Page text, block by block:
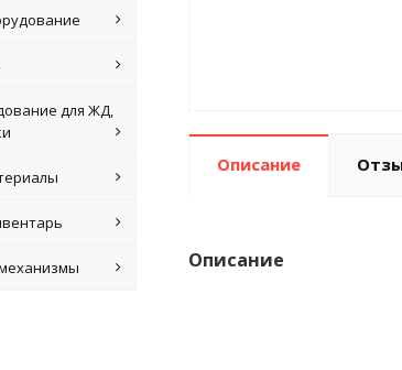
для ЖД,
Описание
Описание